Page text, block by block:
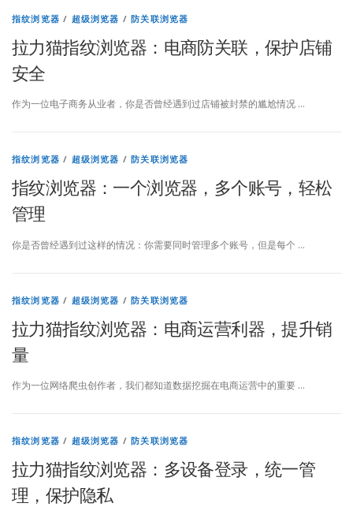
指纹浏览器 / 超级浏览器 /防关联浏览器
拉力猫指纹浏览器：电商防关联，保护店铺
安全
作为一位电子商务从业者，你是否曾经遇到过店铺被封禁的尴尬情况 …
指纹浏览器 / 超级浏览器 /防关联浏览器
指纹浏览器：一个浏览器，多个账号，轻松
管理
你是否曾经遇到过这样的情况：你需要同时管理多个账号，但是每个 …
指纹浏览器 / 超级浏览器 /防关联浏览器
拉力猫指纹浏览器：电商运营利器，提升销
量
作为一位网络爬虫创作者，我们都知道数据挖掘在电商运营中的重要 …
指纹浏览器 / 超级浏览器 /防关联浏览器
拉力猫指纹浏览器：多设备登录，统一管
理，保护隐私